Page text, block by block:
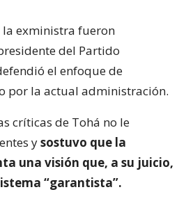
la exministra fueron
del Partido
el enfoque de
por la actual administración.
críticas de Tohá no le
ysostuvo que la
una visión que, a su juicio,
“garantista”.